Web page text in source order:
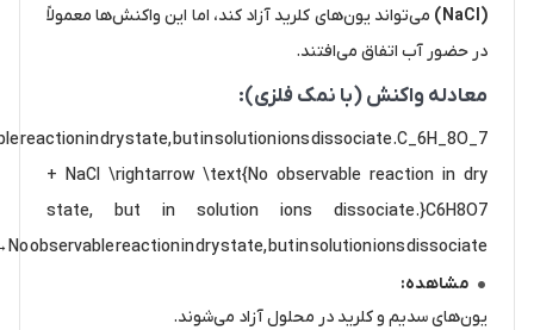
(NaCl)
می‌تواند یون‌های کلرید آزاد کند، اما این واکنش‌ها معمولاً
در حضور آب اتفاق می‌افتند.
معادله واکنش (با نمک فلزی):
reaction in dry state, but in solution ions dissociate.C_6H_8O_7
+ NaCl \rightarrow \text{No observable reaction in dry
state, but in solution ions dissociate.}C6​H8​O7​
observable reaction in dry state, but in solution ions dissociate.
مشاهده:
یون‌های سدیم و کلرید در محلول آزاد می‌شوند.